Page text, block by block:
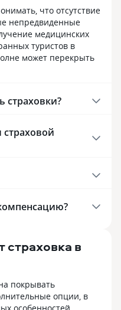
что отсутствие
непредвиденные
медицинских
туристов в
может перекрыть
страховки?
страховой
страховка в
покрывать
опции, в